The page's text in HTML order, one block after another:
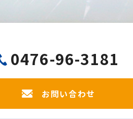
0476-96-3181
お問い合わせ